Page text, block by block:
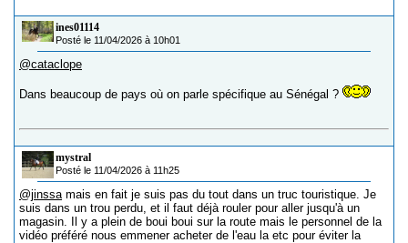
ines01114
Posté le 11/04/2026 à 10h01
@cataclope
Dans beaucoup de pays où on parle spécifique au Sénégal ?
mystral
Posté le 11/04/2026 à 11h25
@jinssa mais en fait je suis pas du tout dans un truc touristique. Je
suis dans un trou perdu, et il faut déjà rouler pour aller jusqu'à un
magasin. Il y a plein de boui boui sur la route mais le personnel de la
vidéo préféré nous emmener acheter de l'eau la etc pour éviter la